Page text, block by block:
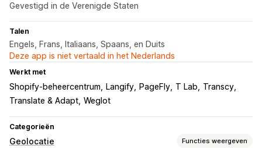
Gevestigd in de Verenigde Staten
Talen
Engels, Frans, Italiaans, Spaans, en Duits
Deze app is niet vertaald in het Nederlands
Werkt met
Shopify-beheercentrum Langify PageFly T Lab
Transcy
Translate & Adapt Weglot
Categorieën
Geolocatie Functies weergeven